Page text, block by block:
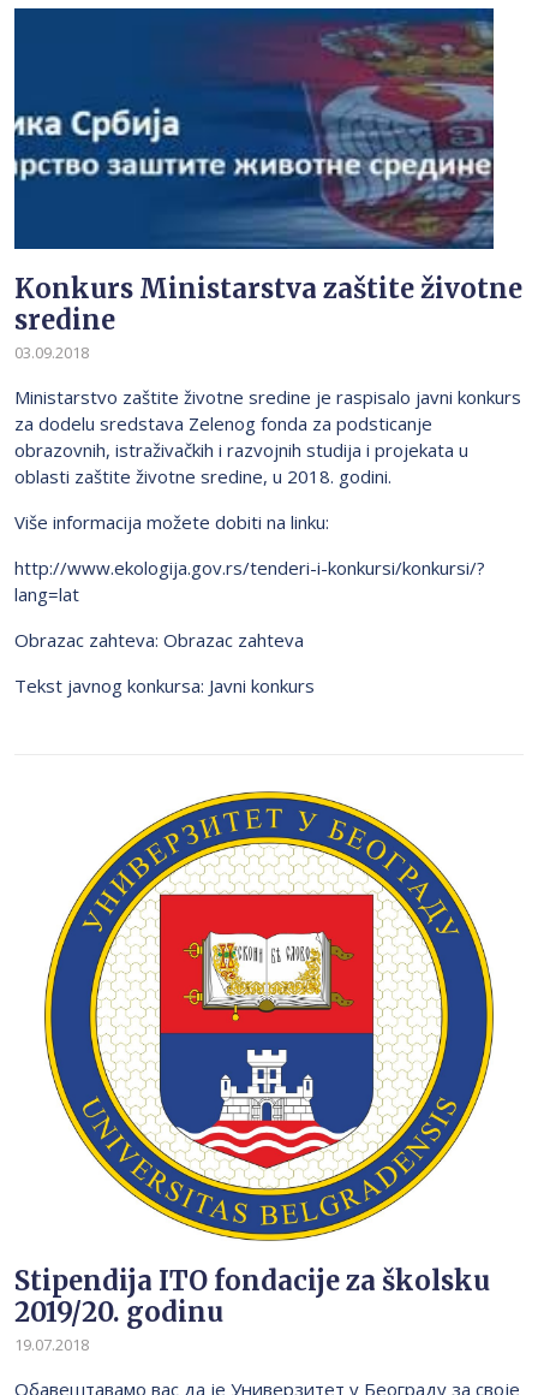
Konkurs Ministarstva zaštite životne
sredine
03.09.2018
Ministarstvo zaštite životne sredine je raspisalo javni konkurs
za dodelu sredstava Zelenog fonda za podsticanje
obrazovnih, istraživačkih i razvojnih studija i projekata u
oblasti zaštite životne sredine, u 2018. godini.
Više informacija možete dobiti na linku:
http://www.ekologija.gov.rs/tenderi-i-konkursi/konkursi/?
lang=lat
Obrazac zahteva: Obrazac zahteva
Tekst javnog konkursa: Javni konkurs
Stipendija ITO fondacije za školsku
2019/20. godinu
19.07.2018
Обавештавамо вас да је Универзитет у Београду за своје